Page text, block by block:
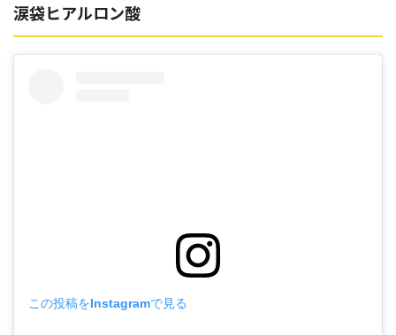
涙袋ヒアルロン酸
この投稿をInstagramで見る